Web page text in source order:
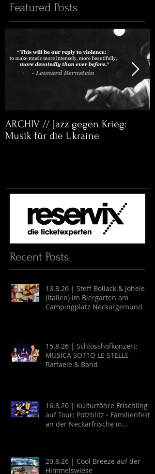
Featured Posts
ARCHIV // Jazz gegen Krieg:
Musik für die Ukraine
Recent Posts
13.8.26 | Steff Bollack & Johele
(Italien) im Biergarten am
Campingplatz Neckargemünd
15.8.26 | Schlosshofkonzert:
MUSICA SOTTO LE STELLE -
Raffaele & Band
16.8.26 | Kulturfähre Frischling
auf Tour: Potzblitz - Familienfest
an der Neckarfrische in
20.8.26 | Cool Breeze auf der
Himmelswiese